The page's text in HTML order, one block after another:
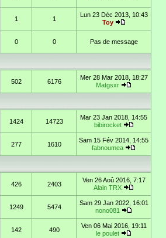
1 1
Lun 23 Déc 2013, 10:43
Toy
0 0 Pas de message
502 6176
Mer 28 Mar 2018, 18:27
Matgsxr
1424 14723
Mar 23 Jan 2018, 14:55
bibirocket
277 1610
Sam 15 Fév 2014, 14:55
fabnoumea
426 2403
Ven 26 Aoû 2016, 7:17
Alain TRX
1249 5474
Sam 29 Jan 2022, 16:01
nono081
142 490
Ven 06 Mai 2016, 19:11
le poulet